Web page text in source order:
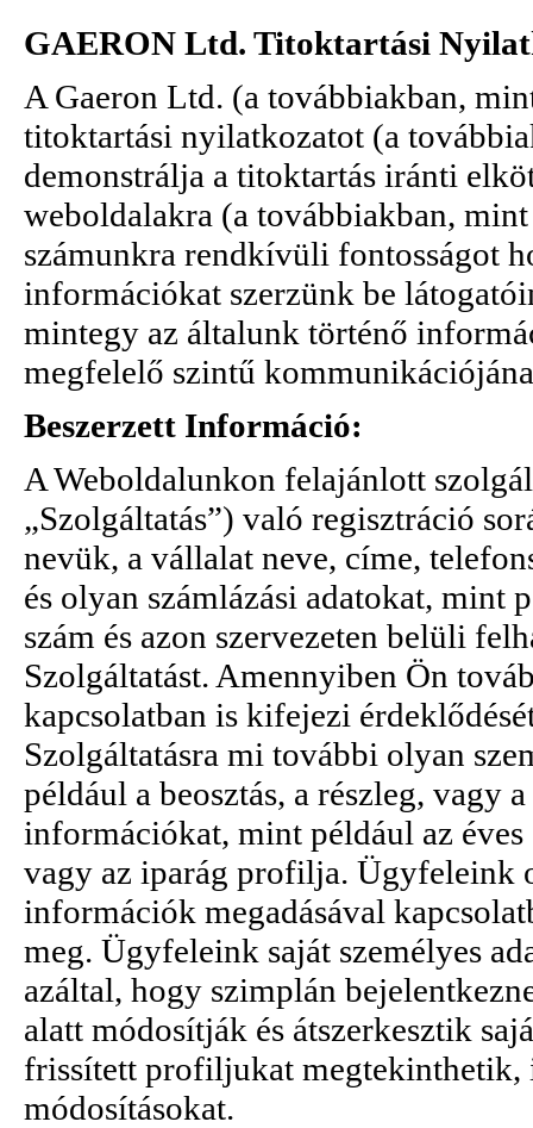
GAERON Ltd. Titoktartási
A Gaeron Ltd. (a továbbiakban,
titoktartási nyilatkozatot (a
demonstrálja a titoktartás iránti
weboldalakra (a továbbiakban,
számunkra rendkívüli fontosságot
információkat szerzünk be
mintegy az általunk történő
megfelelő szintű
Beszerzett Információ:
A Weboldalunkon felajánlott
„Szolgáltatás”) való regisztráció
nevük, a vállalat neve, címe,
és olyan számlázási adatokat, mint
szám és azon szervezeten belüli
Szolgáltatást. Amennyiben Ön
kapcsolatban is kifejezi
Szolgáltatásra mi további olyan
például a beosztás, a részleg,
információkat, mint például az
vagy az iparág profilja. Ügyfeleink
információk megadásával
meg. Ügyfeleink saját személyes
azáltal, hogy szimplán
alatt módosítják és átszerkesztik
frissített profiljukat megtekinthetik,
módosításokat.